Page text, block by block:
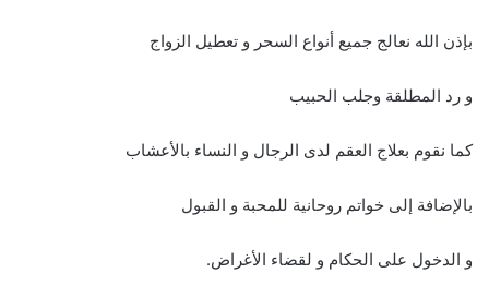
بإذن الله نعالج جميع أنواع السحر و تعطيل الزواج
و رد المطلقة وجلب الحبيب
كما نقوم بعلاج العقم لدى الرجال و النساء بالأعشاب
بالإضافة إلى خواتم روحانية للمحبة و القبول
و الدخول على الحكام و لقضاء الأغراض.